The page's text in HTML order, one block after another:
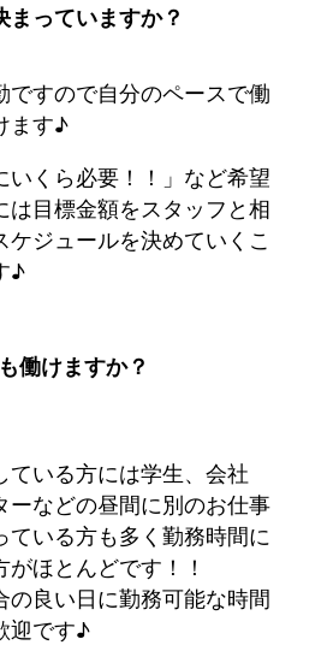
まっていますか？
ですので自分のペースで働
ます♪
いくら必要！！」など希望
は目標金額をスタッフと相
ケジュールを決めていくこ
♪
働けますか？
ている方には学生、会社
ーなどの昼間に別のお仕事
ている方も多く勤務時間に
ほとんどです！！
の良い日に勤務可能な時間
迎です♪